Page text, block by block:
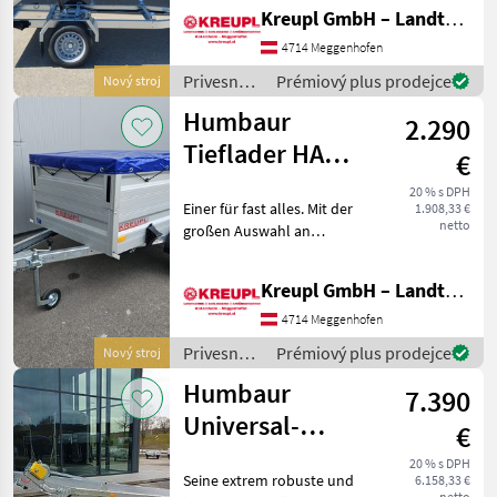
Nový stroj
Figur. Sein besonderes
Qualitätsmerkmal: Der
Anhänger hat einen
robusten
Kreupl GmbH – Landtechnik – Schlosserei – Anhänger
4714 Meggenhofen
Privesné
vozíky /
Humbaur
Prémiový plus prodejce
Nový stroj
Humbaur
Tieflader HA
AKTION
2.290
€
20 % s DPH
1.908,33 €
netto
Einer für fast alles. Mit der
großen Auswahl an
Einsatzzwecke ausrüsten. Er
transportiert Ihre
Motorräder, Fahrräd
Kreupl GmbH – Landtechnik – Schlosserei – Anhänger
4714 Meggenhofen
Privesné
vozíky /
Humbaur
Prémiový plus prodejce
Humbaur
Universal-
304222
7.390
€
20 % s DPH
6.158,33 €
Seine extrem robuste und